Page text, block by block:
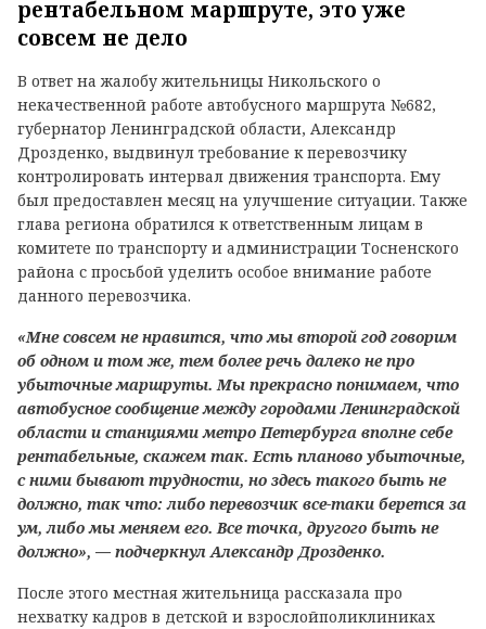
рентабельном маршруте, это уже
совсем не дело
В ответ на жалобу жительницы Никольского о
некачественной работе автобусного маршрута №682,
губернатор Ленинградской области, Александр
Дрозденко, выдвинул требование к перевозчику
контролировать интервал движения транспорта. Ему
был предоставлен месяц на улучшение ситуации. Также
глава региона обратился к ответственным лицам в
комитете по транспорту и администрации Тосненского
района с просьбой уделить особое внимание работе
данного перевозчика.
«Мне совсем не нравится, что мы второй год говорим
об одном и том же, тем более речь далеко не про
убыточные маршруты. Мы прекрасно понимаем, что
автобусное сообщение между городами Ленинградской
области и станциями метро Петербурга вполне себе
рентабельные, скажем так. Есть планово убыточные,
с ними бывают трудности, но здесь такого быть не
должно, так что: либо перевозчик все-таки берется за
ум, либо мы меняем его. Все точка, другого быть не
должно», — подчеркнул Александр Дрозденко.
После этого местная жительница рассказала про
нехватку кадров в детской и взрослойполиклиниках